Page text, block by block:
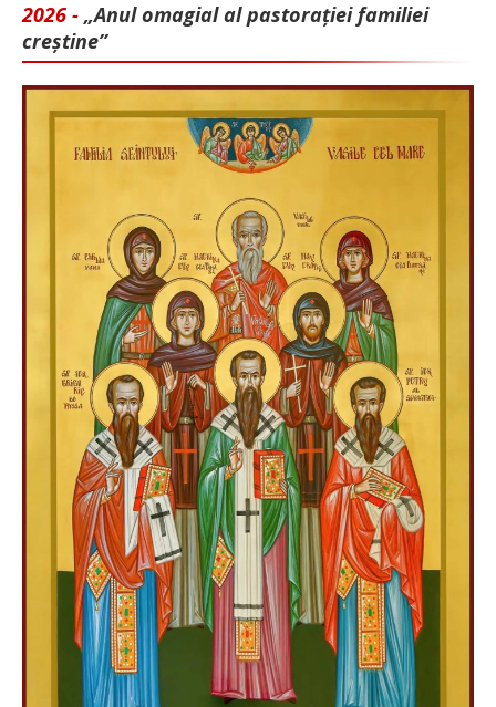
2026 - „Anul omagial al pastorației familiei
creștine”